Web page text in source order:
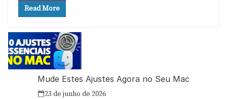
Read More
Mude Estes Ajustes Agora no Seu Mac
23 de junho de 2026